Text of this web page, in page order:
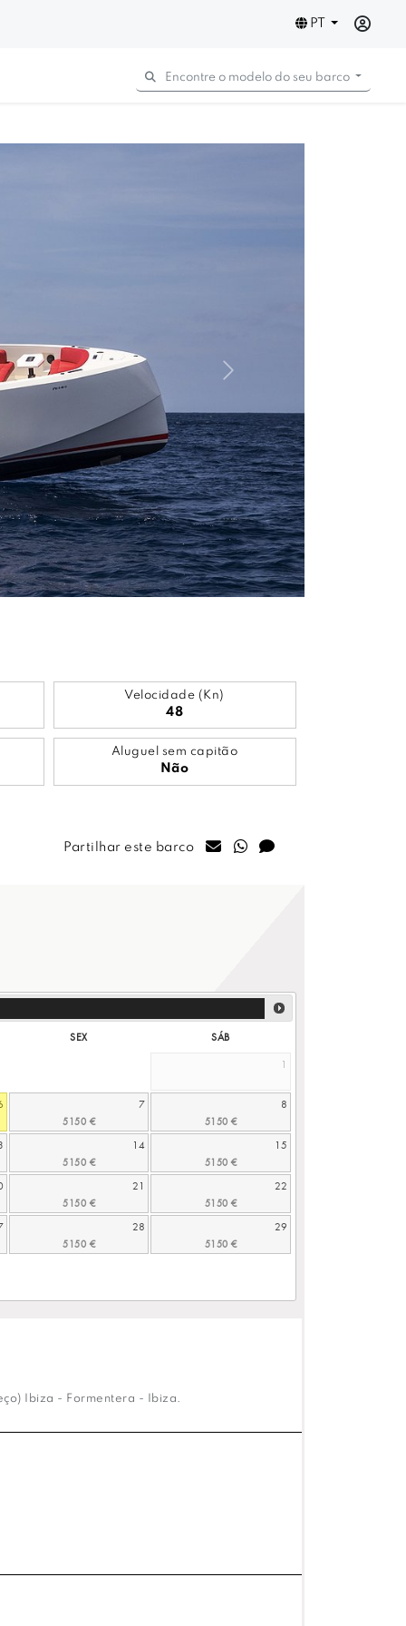
PT
Encontre o modelo do seu barco
Next
Velocidade (Kn)
48
Aluguel sem capitão
Não
Partilhar este barco
SEX
SÁB
1
7 8
14 15
21 22
28 29
Ibiza - Formentera - Ibiza.